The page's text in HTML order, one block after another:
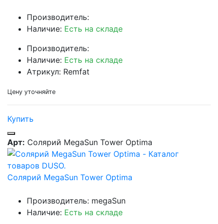
Производитель:
Наличие: Есть на складе
Производитель:
Наличие: Есть на складе
Атрикул: Remfat
Цену уточняйте
Купить
Арт: Солярий MegaSun Tower Optima
Солярий MegaSun Tower Optima
Производитель: megaSun
Наличие: Есть на складе